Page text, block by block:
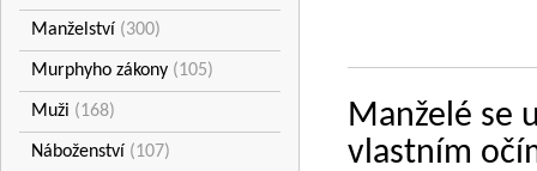
Manželství (300)
Murphyho zákony (105)
Muži (168)
Náboženství (107)
Manželé se
vlastním